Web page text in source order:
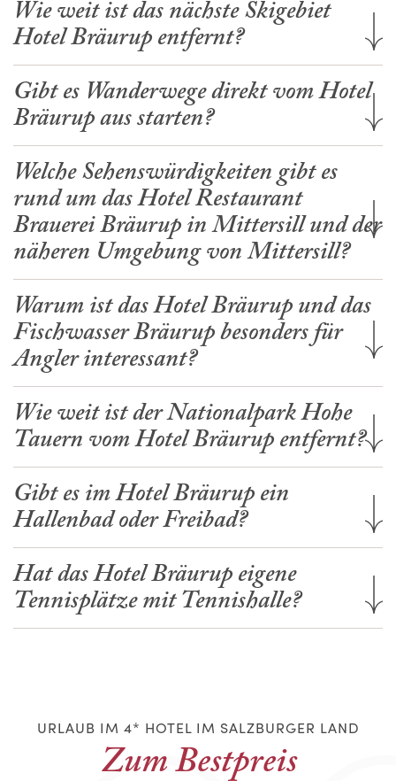
Wie weit ist das nächste Skigebiet
Hotel Bräurup entfernt?
Gibt es Wanderwege direkt vom Hotel
Bräurup aus starten?
Welche Sehenswürdigkeiten gibt es
rund um das Hotel Restaurant
Brauerei Bräurup in Mittersill und der
näheren Umgebung von Mittersill?
Warum ist das Hotel Bräurup und das
Fischwasser Bräurup besonders für
Angler interessant?
Wie weit ist der Nationalpark Hohe
Tauern vom Hotel Bräurup entfernt?
Gibt es im Hotel Bräurup ein
Hallenbad oder Freibad?
Hat das Hotel Bräurup eigene
Tennisplätze mit Tennishalle?
URLAUB IM 4* HOTEL IM SALZBURGER LAND
Zum Bestpreis